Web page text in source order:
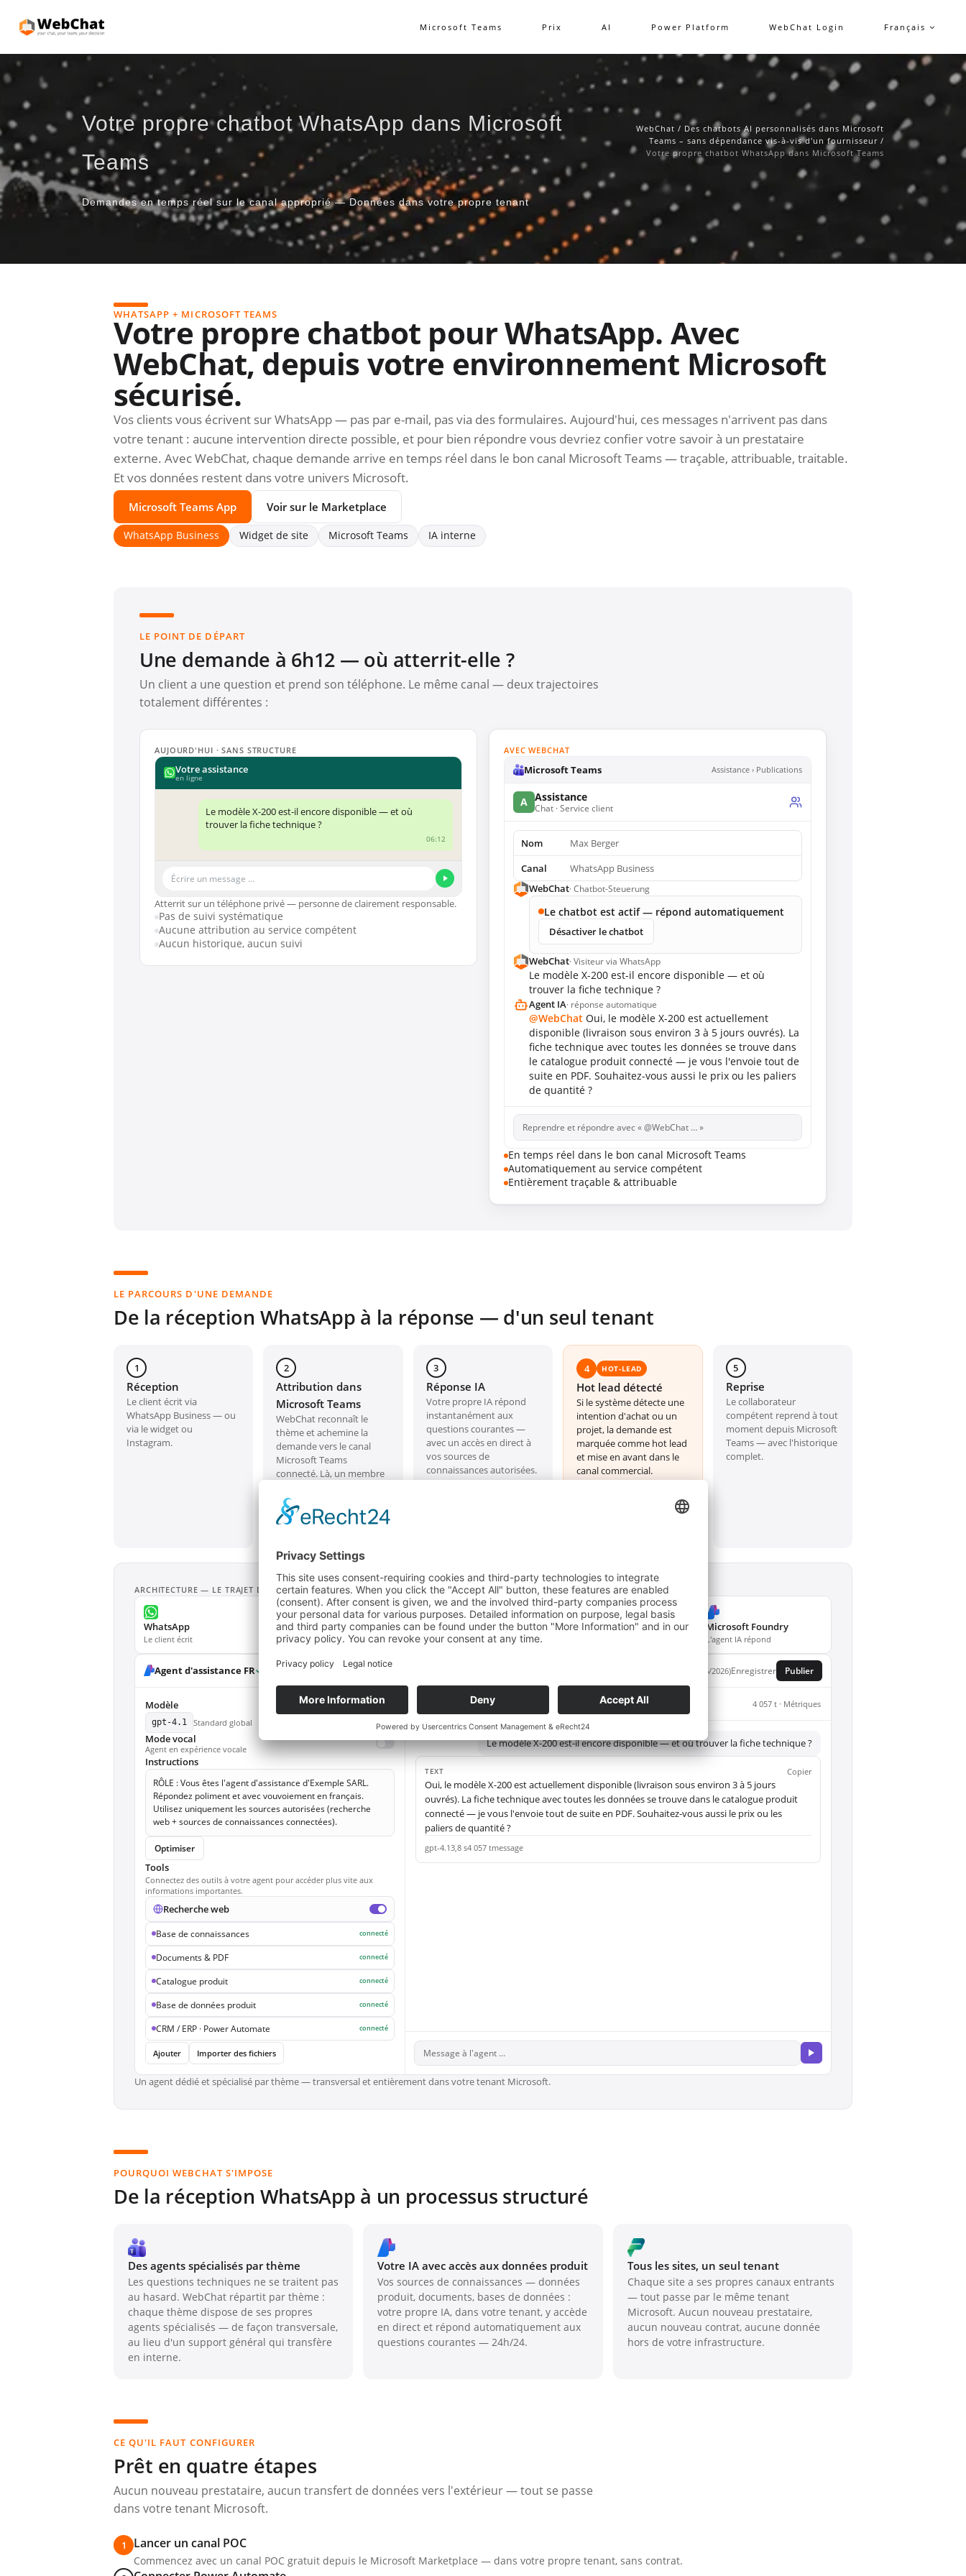
Microsoft Teams Prix AI Power Platform WebChat Login Français
Votre propre chatbot WhatsApp dans Microsoft
Teams
Demandes en temps réel sur le canal approprié — Données dans votre propre tenant
WebChat / Des chatbots AI personnalisés dans Microsoft
Teams – sans dépendance vis-à-vis d'un fournisseur /
Votre propre chatbot WhatsApp dans Microsoft Teams
WHATSAPP + MICROSOFT TEAMS
Votre propre chatbot pour WhatsApp. Avec
WebChat, depuis votre environnement Microsoft
sécurisé.
Vos clients vous écrivent sur WhatsApp — pas par e-mail, pas via des formulaires. Aujourd'hui, ces messages n'arrivent pas dans
votre tenant : aucune intervention directe possible, et pour bien répondre vous devriez confier votre savoir à un prestataire
externe. Avec WebChat, chaque demande arrive en temps réel dans le bon canal Microsoft Teams — traçable, attribuable, traitable.
Et vos données restent dans votre univers Microsoft.
Microsoft Teams App Voir sur le Marketplace
WhatsApp Business Widget de site Microsoft Teams IA interne
LE POINT DE DÉPART
Une demande à 6h12 — où atterrit-elle ?
Un client a une question et prend son téléphone. Le même canal — deux trajectoires
totalement différentes :
AUJOURD'HUI · SANS STRUCTURE
Votre assistance
en ligne
Le modèle X-200 est-il encore disponible — et où
trouver la fiche technique ?
06:12
Écrire un message …
Atterrit sur un téléphone privé — personne de clairement responsable.
Pas de suivi systématique
Aucune attribution au service compétent
Aucun historique, aucun suivi
AVEC WEBCHAT
Microsoft Teams Assistance › Publications
A Assistance
Chat · Service client
Nom
Max Berger
Canal
WhatsApp Business
WebChat· Chatbot-Steuerung
Le chatbot est actif — répond automatiquement
Désactiver le chatbot
WebChat· Visiteur via WhatsApp
Le modèle X-200 est-il encore disponible — et où
trouver la fiche technique ?
Agent IA· réponse automatique
@WebChat Oui, le modèle X-200 est actuellement
disponible (livraison sous environ 3 à 5 jours ouvrés). La
fiche technique avec toutes les données se trouve dans
le catalogue produit connecté — je vous l'envoie tout de
suite en PDF. Souhaitez-vous aussi le prix ou les paliers
de quantité ?
Reprendre et répondre avec « @WebChat … »
En temps réel dans le bon canal Microsoft Teams
Automatiquement au service compétent
Entièrement traçable & attribuable
LE PARCOURS D'UNE DEMANDE
De la réception WhatsApp à la réponse — d'un seul tenant
1
Réception
Le client écrit via
WhatsApp Business — ou
via le widget ou
Instagram.
2
Attribution dans
Microsoft Teams
WebChat reconnaît le
thème et achemine la
demande vers le canal
Microsoft Teams
connecté. Là, un membre
directement — ou
seulement après que le
chatbot a pris le relais.
3
Réponse IA
Votre propre IA répond
instantanément aux
questions courantes —
avec un accès en direct à
vos sources de
connaissances autorisées.
4 HOT-LEAD
Hot lead détecté
Si le système détecte une
intention d'achat ou un
projet, la demande est
marquée comme hot lead
et mise en avant dans le
canal commercial.
5
Reprise
Le collaborateur
compétent reprend à tout
moment depuis Microsoft
Teams — avec l'historique
complet.
ARCHITECTURE — LE TRAJET DE LA DEMANDE
WhatsApp
Le client écrit
WebChat
App dans Microsoft Teams
Microsoft Teams
Bon canal
Power Automate Microsoft Foundry
L'agent IA répond
Agent d'assistance FR Playground DétailsTracesSurveillerÉvaluation Version : 3 (20/06/2026)Enregistrer Publier
Modèle
gpt-4.1 Standard global
Mode vocal
Agent en expérience vocale
Instructions
RÔLE : Vous êtes l'agent d'assistance d'Exemple SARL.
Répondez poliment et avec vouvoiement en français.
Utilisez uniquement les sources autorisées (recherche
web + sources de connaissances connectées).
Optimiser
Tools
Connectez des outils à votre agent pour accéder plus vite aux
informations importantes.
Recherche web
Base de connaissances connecté
Documents & PDF connecté
Catalogue produit connecté
Base de données produit connecté
CRM / ERP · Power Automate connecté
Ajouter Importer des fichiers
Agent de requête 4 057 t · Métriques
Le modèle X-200 est-il encore disponible — et où trouver la fiche technique ?
TEXT Copier
Oui, le modèle X-200 est actuellement disponible (livraison sous environ 3 à 5 jours
ouvrés). La fiche technique avec toutes les données se trouve dans le catalogue produit
connecté — je vous l'envoie tout de suite en PDF. Souhaitez-vous aussi le prix ou les
paliers de quantité ?
gpt-4.1 3,8 s4 057 tmessage
Message à l'agent …
Un agent dédié et spécialisé par thème — transversal et entièrement dans votre tenant Microsoft.
POURQUOI WEBCHAT S'IMPOSE
De la réception WhatsApp à un processus structuré
Des agents spécialisés par thème
Les questions techniques ne se traitent pas
au hasard. WebChat répartit par thème :
chaque thème dispose de ses propres
agents spécialisés — de façon transversale,
au lieu d'un support général qui transfère
en interne.
Votre IA avec accès aux données produit
Vos sources de connaissances — données
produit, documents, bases de données :
votre propre IA, dans votre tenant, y accède
en direct et répond automatiquement aux
questions courantes — 24h/24.
Tous les sites, un seul tenant
Chaque site a ses propres canaux entrants
— tout passe par le même tenant
Microsoft. Aucun nouveau prestataire,
aucun nouveau contrat, aucune donnée
hors de votre infrastructure.
CE QU'IL FAUT CONFIGURER
Prêt en quatre étapes
Aucun nouveau prestataire, aucun transfert de données vers l'extérieur — tout se passe
dans votre tenant Microsoft.
1 Lancer un canal POC
Commencez avec un canal POC gratuit depuis le Microsoft Marketplace — dans votre propre tenant, sans contrat.